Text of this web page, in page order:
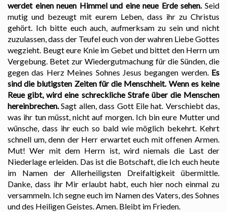
werdet einen neuen Himmel und eine neue Erde sehen. Seid
mutig und bezeugt mit eurem Leben, dass ihr zu Christus
gehört. Ich bitte euch auch, aufmerksam zu sein und nicht
zuzulassen, dass der Teufel euch von der wahren Liebe Gottes
wegzieht. Beugt eure Knie im Gebet und bittet den Herrn um
Vergebung. Betet zur Wiedergutmachung für die Sünden, die
gegen das Herz Meines Sohnes Jesus begangen werden. Es
sind die blutigsten Zeiten für die Menschheit. Wenn es keine
Reue gibt, wird eine schreckliche Strafe über die Menschen
hereinbrechen.Sagt allen, dass Gott Eile hat. Verschiebt das,
was ihr tun müsst, nicht auf morgen. Ich bin eure Mutter und
wünsche, dass ihr euch so bald wie möglich bekehrt. Kehrt
schnell um, denn der Herr erwartet euch mit offenen Armen.
Mut! Wer mit dem Herrn ist, wird niemals die Last der
Niederlage erleiden. Das ist die Botschaft, die Ich euch heute
im Namen der Allerheiligsten Dreifaltigkeit übermittle.
Danke, dass ihr Mir erlaubt habt, euch hier noch einmal zu
versammeln. Ich segne euch im Namen des Vaters, des Sohnes
und des Heiligen Geistes. Amen. Bleibt im Frieden.